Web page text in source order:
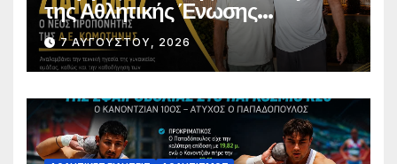
της Αθλητικής Ένωσης
Κομοτηνής
7 ΑΥΓΟΎΣΤΟΥ, 2026